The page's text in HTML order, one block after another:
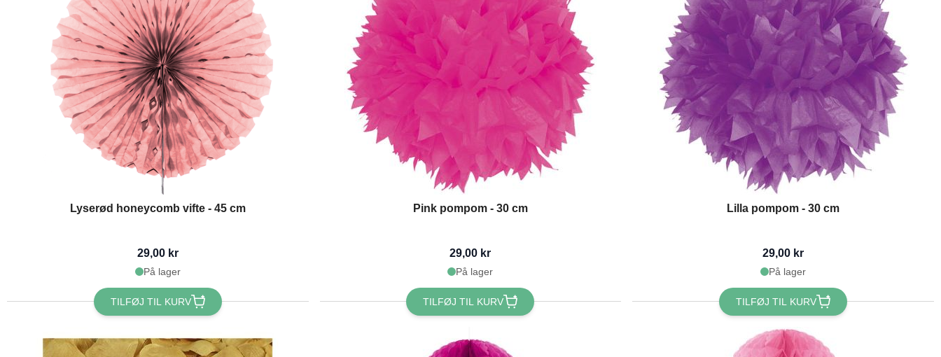
Lyserød honeycomb vifte - 45 cm
29,00 kr
På lager
TILFØJ TIL KURV
Pink pompom - 30 cm
29,00 kr
På lager
TILFØJ TIL KURV
Lilla pompom - 30 cm
29,00 kr
På lager
TILFØJ TIL KURV